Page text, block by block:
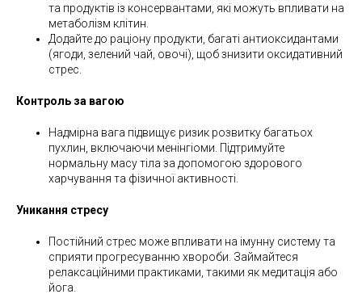
та продуктів із консервантами, які можуть впливати на
метаболізм клітин.
Додайте до раціону продукти, багаті антиоксидантами
(ягоди, зелений чай, овочі), щоб знизити оксидативний
стрес.
Контроль за вагою
Надмірна вага підвищує ризик розвитку багатьох
пухлин, включаючи менінгіоми. Підтримуйте
нормальну масу тіла за допомогою здорового
харчування та фізичної активності.
Уникання стресу
Постійний стрес може впливати на імунну систему та
сприяти прогресуванню хвороби. Займайтеся
релаксаційними практиками, такими як медитація або
йога.